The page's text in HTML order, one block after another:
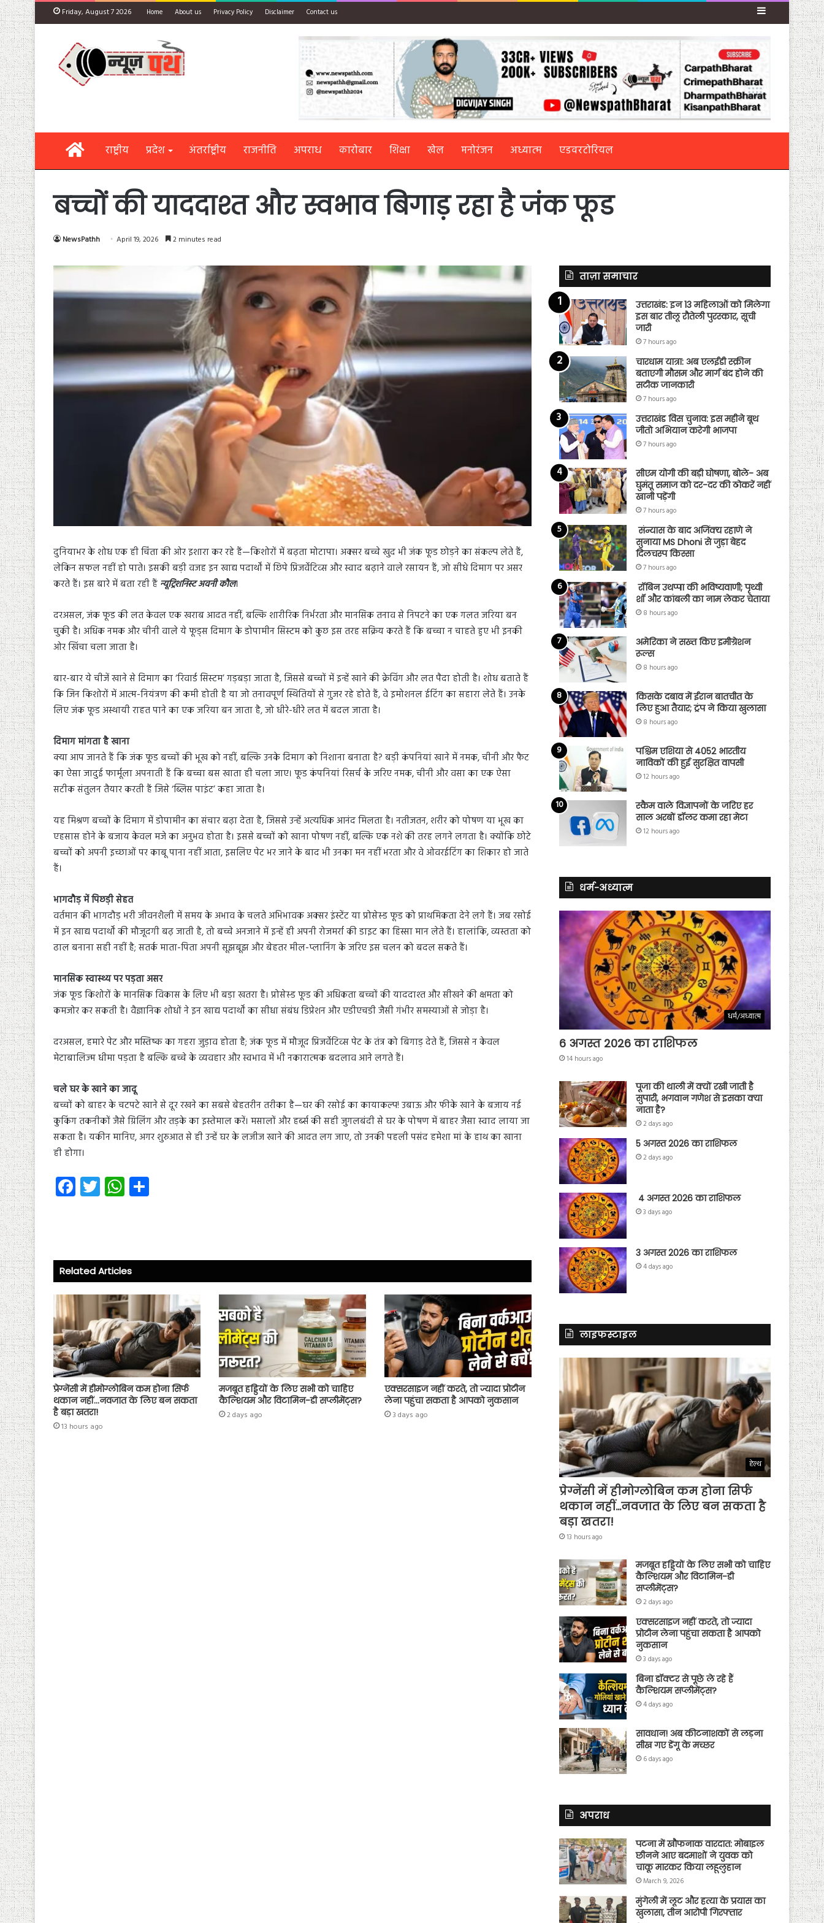
Friday, August 7 2026 Home About us Privacy Policy Disclaimer Contact us Sidebar
Homeराष्ट्रीय प्रदेश अंतर्राष्ट्रीय राजनीति अपराध कारोबार शिक्षा खेल मनोरंजन अध्यात्म एडवरटोरियल
बच्चों की याददाश्त और स्वभाव बिगाड़ रहा है जंक फूड
NewsPathh April 19, 2026 2 minutes read
दुनियाभर के शोध एक ही चिंता की ओर इशारा कर रहे हैं—किशोरों में बढ़ता मोटापा। अक्सर बच्चे खुद भी जंक फूड छोड़ने का संकल्प लेते हैं,
लेकिन सफल नहीं हो पाते। इसकी बड़ी वजह इन खाद्य पदार्थों में छिपे प्रिजर्वेटिव्स और स्वाद बढ़ाने वाले रसायन हैं, जो सीधे दिमाग पर असर
करते हैं। इस बारे में बता रही हैं न्यूट्रिशनिस्ट अवनी कौल।
दरअसल, जंक फूड की लत केवल एक खराब आदत नहीं, बल्कि शारीरिक निर्भरता और मानसिक तनाव से निपटने का एक गलत जरिया बन
चुकी है। अधिक नमक और चीनी वाले ये फूड्स दिमाग के डोपामीन सिस्टम को कुछ इस तरह सक्रिय करते हैं कि बच्चा न चाहते हुए भी इनकी
ओर खिंचा चला जाता है।
बार-बार ये चीजें खाने से दिमाग का ‘रिवार्ड सिस्टम’ गड़बड़ा जाता है, जिससे बच्चों में इन्हें खाने की क्रेविंग और लत पैदा होती है। शोध बताते हैं
कि जिन किशोरों में आत्म-नियंत्रण की कमी होती है या जो तनावपूर्ण स्थितियों से गुजर रहे होते हैं, वे इमोशनल ईटिंग का सहारा लेते हैं। उनके
लिए जंक फूड अस्थायी राहत पाने का एक जरिया बन जाता है, जो धीरे-धीरे लत में बदल जाता है।
दिमाग मांगता है खाना
क्या आप जानते हैं कि जंक फूड बच्चों की भूख को नहीं, बल्कि उनके दिमाग को निशाना बनाता है? बड़ी कंपनियां खाने में नमक, चीनी और फैट
का ऐसा जादुई फार्मूला अपनाती हैं कि बच्चा बस खाता ही चला जाए। फूड कंपनियां रिसर्च के जरिए नमक, चीनी और वसा का एक ऐसा
सटीक संतुलन तैयार करती हैं जिसे ‘ब्लिस पाइंट’ कहा जाता है।
यह मिश्रण बच्चों के दिमाग में डोपामीन का संचार बढ़ा देता है, जिससे उन्हें अत्यधिक आनंद मिलता है। नतीजतन, शरीर को पोषण या भूख का
एहसास होने के बजाय केवल मजे का अनुभव होता है। इससे बच्चों को खाना पोषण नहीं, बल्कि एक नशे की तरह लगने लगता है। क्योंकि छोटे
बच्चों को अपनी इच्छाओं पर काबू पाना नहीं आता, इसलिए पेट भर जाने के बाद भी उनका मन नहीं भरता और वे ओवरईटिंग का शिकार हो जाते
हैं।
भागदौड़ में पिछड़ी सेहत
वर्तमान की भागदौड़ भरी जीवनशैली में समय के अभाव के चलते अभिभावक अक्सर इंस्टेंट या प्रोसेस्ड फूड को प्राथमिकता देने लगे हैं। जब रसोई
में इन खाद्य पदार्थों की मौजूदगी बढ़ जाती है, तो बच्चे अनजाने में इन्हें ही अपनी रोजमर्रा की डाइट का हिस्सा मान लेते हैं। हालांकि, व्यस्तता को
ढाल बनाना सही नहीं है; सतर्क माता-पिता अपनी सूझबूझ और बेहतर मील-प्लानिंग के जरिए इस चलन को बदल सकते हैं।
मानसिक स्वास्थ्य पर पड़ता असर
जंक फूड किशोरों के मानसिक विकास के लिए भी बड़ा खतरा है। प्रोसेस्ड फूड की अधिकता बच्चों की याददाश्त और सीखने की क्षमता को
कमजोर कर सकती है। वैज्ञानिक शोधों ने इन खाद्य पदार्थों का सीधा संबंध डिप्रेशन और एडीएचडी जैसी गंभीर समस्याओं से जोड़ा है।
दरअसल, हमारे पेट और मस्तिष्क का गहरा जुड़ाव होता है; जंक फूड में मौजूद प्रिजर्वेटिव्स पेट के तंत्र को बिगाड़ देते हैं, जिससे न केवल
मेटाबालिज्म धीमा पड़ता है बल्कि बच्चे के व्यवहार और स्वभाव में भी नकारात्मक बदलाव आने लगते हैं।
चले घर के खाने का जादू
बच्चों को बाहर के चटपटे खाने से दूर रखने का सबसे बेहतरीन तरीका है—घर की रसोई का कायाकल्प! उबाऊ और फीके खाने के बजाय नई
कुकिंग तकनीकों जैसे ग्रिलिंग और तड़के का इस्तेमाल करें। मसालों और हर्ब्स की सही जुगलबंदी से घर के पोषण में बाहर जैसा स्वाद लाया जा
सकता है। यकीन मानिए, अगर शुरुआत से ही उन्हें घर के लजीज खाने की आदत लग जाए, तो उनकी पहली पसंद हमेशा मां के हाथ का खाना
ही होगा।
Fa
ce
ok
T
wi
W
ha
p
p
Related Articles
प्रेग्नेंसी में हीमोग्लोबिन कम होना सिर्फ
थकान नहीं…नवजात के लिए बन सकता
है बड़ा खतरा!
13 hours ago
मजबूत हड्डियों के लिए सभी को चाहिए
कैल्शियम और विटामिन-डी सप्लीमेंट्स?
2 days ago
एक्सरसाइज नहीं करते, तो ज्यादा प्रोटीन
लेना पहुंचा सकता है आपको नुकसान
3 days ago
ताज़ा समाचार
उत्तराखंड: इन 13 महिलाओं को मिलेगा
इस बार तीलू रौतेली पुरस्कार, सूची
जारी
7 hours ago
चारधाम यात्रा: अब एलईडी स्क्रीन
बताएगी मौसम और मार्ग बंद होने की
सटीक जानकारी
7 hours ago
उत्तराखंड विस चुनाव: इस महीने बूथ
जीतो अभियान करेगी भाजपा
7 hours ago
सीएम योगी की बड़ी घोषणा, बोले- अब
घुमंतू समाज को दर-दर की ठोकरें नहीं
खानी पड़ेंगी
7 hours ago
संन्यास के बाद अजिंक्‍य रहाणे ने
सुनाया MS Dhoni से जुड़ा बेहद
दिलचस्प किस्सा
7 hours ago
रॉबिन उथप्पा की भविष्यवाणी; पृथ्वी
शॉ और कांबली का नाम लेकर चेताया
8 hours ago
अमेरिका ने सख्त किए इमीग्रेशन
रूल्स
8 hours ago
किसके दबाव में ईरान बातचीत के
लिए हुआ तैयार; ट्रंप ने किया खुलासा
8 hours ago
पश्चिम एशिया से 4052 भारतीय
नाविकों की हुई सुरक्षित वापसी
12 hours ago
स्कैम वाले विज्ञापनों के जरिए हर
साल अरबों डॉलर कमा रहा मेटा
12 hours ago
धर्म-अध्यात्म
धर्म/अध्यात्म
6 अगस्त 2026 का राशिफल
14 hours ago
पूजा की थाली में क्यों रखी जाती है
सुपारी, भगवान गणेश से इसका क्या
नाता है?
2 days ago
5 अगस्त 2026 का राशिफल
2 days ago
4 अगस्त 2026 का राशिफल
3 days ago
3 अगस्त 2026 का राशिफल
4 days ago
लाइफस्टाइल
हेल्थ
प्रेग्नेंसी में हीमोग्लोबिन कम होना सिर्फ
थकान नहीं…नवजात के लिए बन सकता है
बड़ा खतरा!
13 hours ago
मजबूत हड्डियों के लिए सभी को चाहिए
कैल्शियम और विटामिन-डी
सप्लीमेंट्स?
2 days ago
एक्सरसाइज नहीं करते, तो ज्यादा
प्रोटीन लेना पहुंचा सकता है आपको
नुकसान
3 days ago
बिना डॉक्टर से पूछे ले रहे हैं
कैल्शियम सप्लीमेंट्स?
4 days ago
सावधान! अब कीटनाशकों से लड़ना
सीख गए डेंगू के मच्छर
6 days ago
अपराध
पटना में खौफनाक वारदात: मोबाइल
छीनने आए बदमाशों ने युवक को
चाकू मारकर किया लहूलुहान
March 9, 2026
मुंगेली में लूट और हत्या के प्रयास का
खुलासा, तीन आरोपी गिरफ्तार